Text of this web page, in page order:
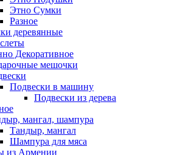
Этно Сумки
Разное
деревянные
Декоративное
мешочки
Подвески в машину
Подвески из дерева
мангал, шампура
Тандыр, мангал
Шампура для мяса
из Армении